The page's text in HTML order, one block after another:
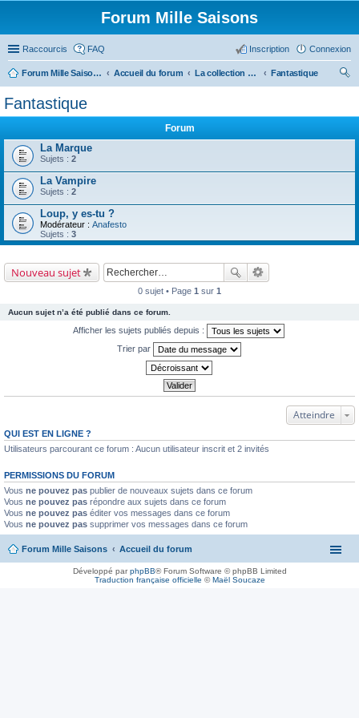
Forum Mille Saisons
Raccourcis FAQ Connexion
Inscription
Forum Mille Saisons Accueil du forum La collection Mille Saisons
Fantastique
Fantastique
Forum
La Marque
Sujets : 2
La Vampire
Sujets : 2
Loup, y es-tu ?
Modérateur : Anafesto
Sujets : 3
Nouveau sujet
0 sujet • Page 1 sur 1
Aucun sujet n’a été publié dans ce forum.
Afficher les sujets publiés depuis :
Trier par
Atteindre
QUI EST EN LIGNE ?
Utilisateurs parcourant ce forum : Aucun utilisateur inscrit et 2 invités
PERMISSIONS DU FORUM
Vous ne pouvez pas publier de nouveaux sujets dans ce forum
Vous ne pouvez pas répondre aux sujets dans ce forum
Vous ne pouvez pas éditer vos messages dans ce forum
Vous ne pouvez pas supprimer vos messages dans ce forum
Forum Mille Saisons Accueil du forum
Développé parphpBB® Forum Software © phpBB Limited
Traduction française officielle ©Maël Soucaze